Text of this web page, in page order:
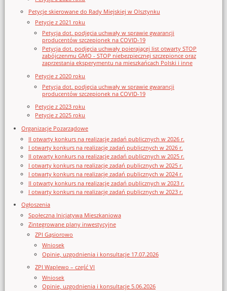
Petycje skierowane do Rady Miejskiej w Olsztynku
Petycje z 2021 roku
Petycja dot. podjęcia uchwały w sprawie gwarancji
producentów szczepionek na COVID-19
Petycja dot. podjęcia uchwały poierającej list otwarty STOP
zabójczenmu GMO - STOP niebezpiecznej szczepionce oraz
zaprzestania eksperymentu na mieszkańcach Polski i inne
Petycje z 2020 roku
Petycja dot. podjęcia uchwały w sprawie gwarancji
producentów szczepionek na COVID-19
Petycje z 2023 roku
Petycje z 2025 roku
Organizacje Pozarządowe
II otwarty konkurs na realizację zadań publicznych w 2026 r.
I otwarty konkurs na realizację zadań publicznych w 2026 r.
II otwarty konkurs na realizację zadań publicznych w 2025 r.
I otwarty konkurs na realizację zadań publicznych w 2025 r.
I otwarty konkurs na realizację zadań publicznych w 2024 r.
II otwarty konkurs na realizację zadań publicznych w 2023 r.
I otwarty konkurs na realizację zadań publicznych w 2023 r.
Ogłoszenia
Społeczna Inicjatywa Mieszkaniowa
Zintegrowane plany inwestycyjne
ZPI Gąsiorowo
Wniosek
Opinie, uzgodnienia i konsultacje 17.07.2026
ZPI Waplewo – część VI
Wniosek
Opinie, uzgodnienia i konsultacje 5.06.2026